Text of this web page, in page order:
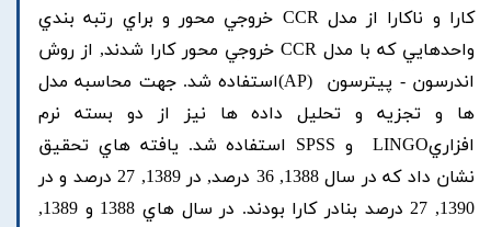
کارا و ناکارا از مدل CCR خروجي محور و براي رتبه بندي
واحدهايي که با مدل CCR خروجي محور کارا شدند, از روش
اندرسون - پيترسون (AP)استفاده شد. جهت محاسبه مدل
ها و تجزيه و تحليل داده ها نيز از دو بسته نرم
افزاريLINGO و SPSS استفاده شد. يافته هاي تحقيق
نشان داد که در سال 1388, 36 درصد, در 1389, 27 درصد و در
1390, 27 درصد بنادر کارا بودند. در سال هاي 1388 و 1389,